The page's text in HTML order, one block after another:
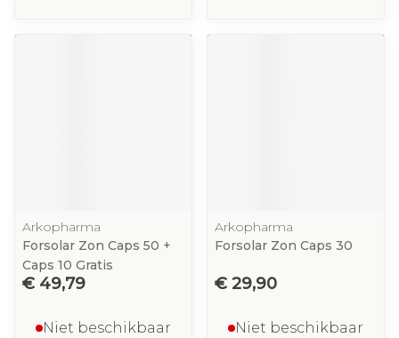
Arkopharma
Forsolar Zon Caps 50 +
Caps 10 Gratis
€ 49,79
Niet beschikbaar
Arkopharma
Forsolar Zon Caps 30
€ 29,90
Niet beschikbaar